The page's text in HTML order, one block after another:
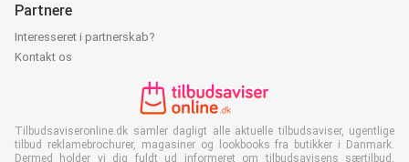
Partnere
Interesseret i partnerskab?
Kontakt os
Tilbudsaviseronline.dk samler dagligt alle aktuelle tilbudsaviser, ugentlige
tilbud reklamebrochurer, magasiner og lookbooks fra butikker i Danmark.
Dermed holder vi dig fuldt ud informeret om tilbudsavisens særtilbud,